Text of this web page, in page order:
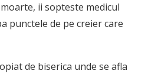
ii sopteste medicul
punctele de pe creier care
de biserica unde se afla